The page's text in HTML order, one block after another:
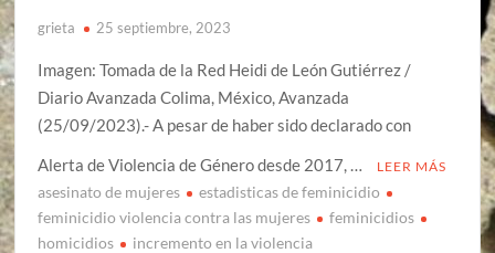
grieta 25 septiembre, 2023
Imagen: Tomada de la Red Heidi de León Gutiérrez /
Diario Avanzada Colima, México, Avanzada
(25/09/2023).- A pesar de haber sido declarado con
Alerta de Violencia de Género desde 2017, …
LEER MÁS
asesinato de mujeres
estadisticas de feminicidio
feminicidio violencia contra las mujeres
feminicidios
homicidios
incremento en la violencia